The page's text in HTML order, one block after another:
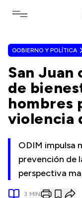
Toggle navigation
GOBIERNO Y POLÍTICA
San
de
hombres
violencia
ODIM impulsa
prevención de
perspectiva
3 MIN